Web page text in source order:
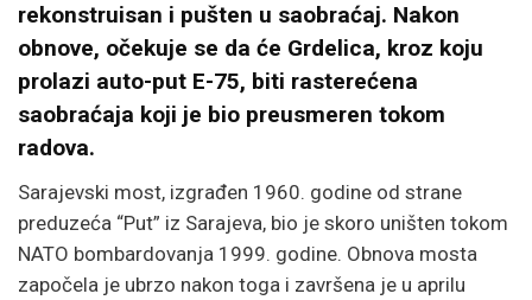
rekonstruisan i pušten u saobraćaj. Nakon
obnove, očekuje se da će Grdelica, kroz koju
prolazi auto-put E-75, biti rasterećena
saobraćaja koji je bio preusmeren tokom
radova.
Sarajevski most, izgrađen 1960. godine od strane
preduzeća “Put” iz Sarajeva, bio je skoro uništen tokom
NATO bombardovanja 1999. godine. Obnova mosta
započela je ubrzo nakon toga i završena je u aprilu